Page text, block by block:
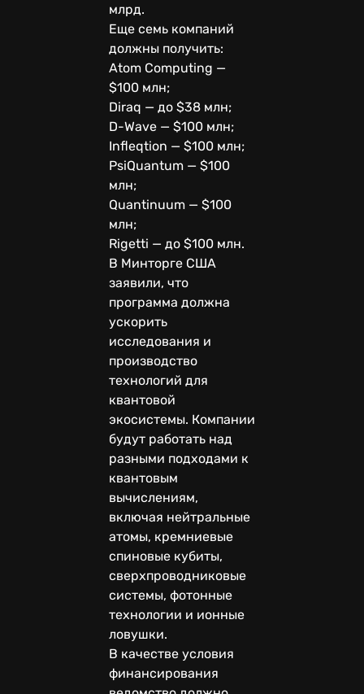
млрд.
Еще семь компаний
должны получить:
Atom Computing —
$100 млн;
Diraq — до $38 млн;
D-Wave — $100 млн;
Infleqtion — $100 млн;
PsiQuantum — $100
млн;
Quantinuum — $100
млн;
Rigetti — до $100 млн.
В Минторге США
заявили, что
программа должна
ускорить
исследования и
производство
технологий для
квантовой
экосистемы. Компании
будут работать над
разными подходами к
квантовым
вычислениям,
включая нейтральные
атомы, кремниевые
спиновые кубиты,
сверхпроводниковые
системы, фотонные
технологии и ионные
ловушки.
В качестве условия
финансирования